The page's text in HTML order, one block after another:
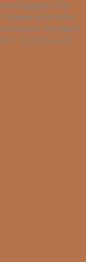
Die
sind eine
ist auch
– so isst auch